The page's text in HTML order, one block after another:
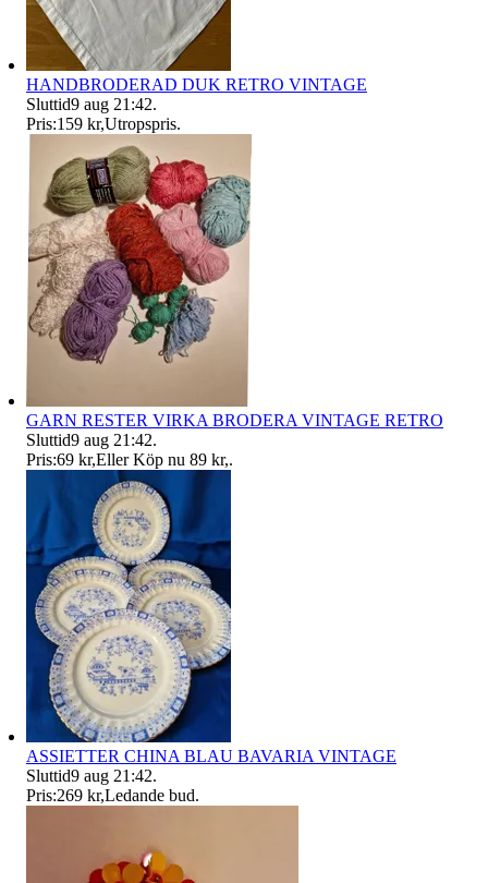
HANDBRODERAD DUK RETRO VINTAGE
Sluttid9 aug 21:42.
Pris:159 kr,Utropspris.
GARN RESTER VIRKA BRODERA VINTAGE RETRO
Sluttid9 aug 21:42.
Pris:69 kr,Eller Köp nu 89 kr,.
ASSIETTER CHINA BLAU BAVARIA VINTAGE
Sluttid9 aug 21:42.
Pris:269 kr,Ledande bud.